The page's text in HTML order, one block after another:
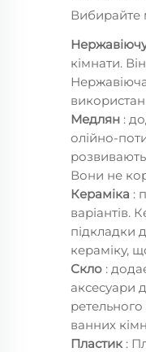
Вибирайте
кімнати.
Медлян :
олійно-
Вони не
Кераміка :
варіантів.
підкладки
кераміку,
Скло :
аксесуари
ванних
Пластик :